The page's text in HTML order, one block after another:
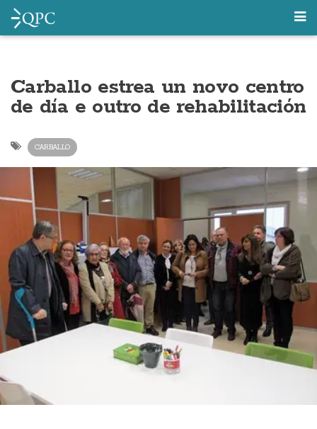
Carballo estrea un novo centro
de día e outro de rehabilitación
CARBALLO